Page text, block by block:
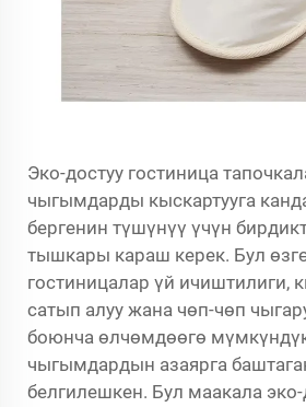
Эко-достуу гостиница
чыгымдарды кыскартууга
бергенин түшүнүү үчүн
тышкары караш керек. Бул
гостиницалар үй ичиштилиги,
сатып алуу жана чөп-чөп
боюнча өлчөмдөөгө
чыгымдардын азаярга
белгилешкен. Бул маакала эко-